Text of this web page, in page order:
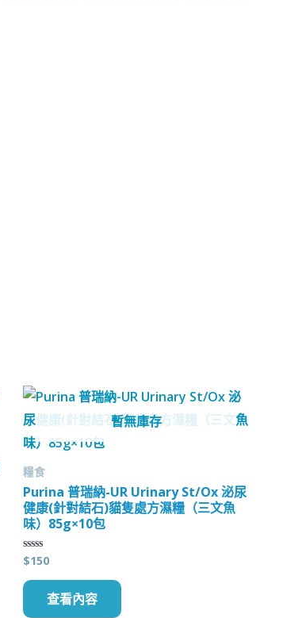
暫無庫存
糧食
Purina 普瑞納-UR Urinary St/Ox 泌尿
健康(針對結石)貓隻處方濕糧（三文魚
味）85g×10包
評
分
0
滿
5
$150
查看內容